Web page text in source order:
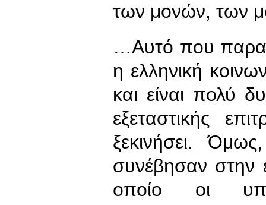
των μονών, των
…Αυτό που
η ελληνική
και είναι πολύ
εξεταστικής
ξεκινήσει.
συνέβησαν στην
οποίο οι